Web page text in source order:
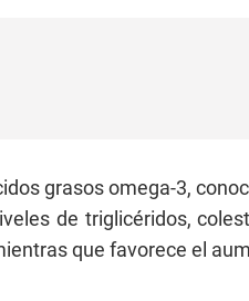
grasos omega-3,
de triglicéridos,
que favorece el